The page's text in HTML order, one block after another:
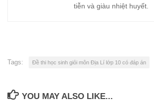
tiễn và giàu nhiệt huyết.
Tags: Đề thi học sinh giỏi môn Địa Lí lớp 10 có đáp án
YOU MAY ALSO LIKE...